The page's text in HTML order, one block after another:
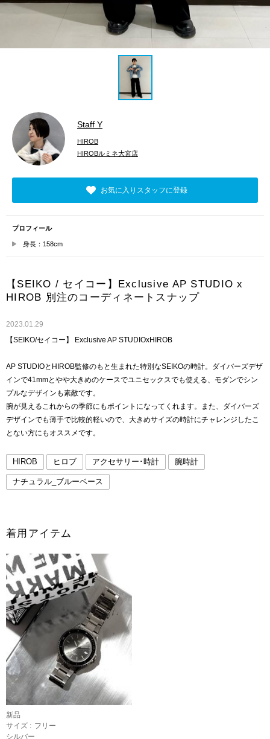
Staff Y
HIROB
HIROBルミネ大宮店
お気に入りスタッフに登録
プロフィール
身長：158cm
【SEIKO / セイコー】Exclusive AP STUDIO x
HIROB 別注のコーディネートスナップ
2023.01.29
【SEIKO/セイコー】 Exclusive AP STUDIOxHIROB
AP STUDIOとHIROB監修のもと生まれた特別なSEIKOの時計。ダイバーズデザ
インで41mmとやや大きめのケースでユニセックスでも使える、モダンでシン
プルなデザインも素敵です。
腕が見えるこれからの季節にもポイントになってくれます。また、ダイバーズ
デザインでも薄手で比較的軽いので、大きめサイズの時計にチャレンジしたこ
とない方にもオススメです。
HIROB ヒロブ アクセサリー･時計 腕時計
ナチュラル_ブルーベース
着用アイテム
新品
サイズ : フリー
シルバー